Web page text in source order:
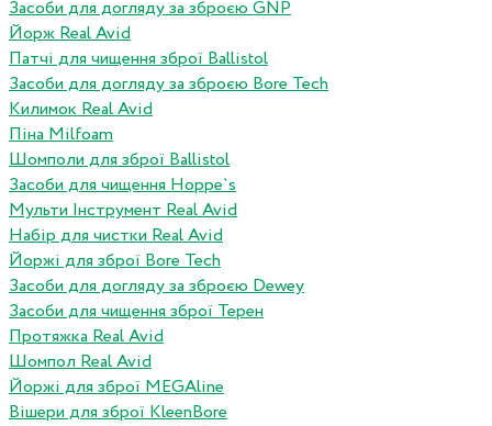
Засоби для догляду за зброєю GNP
Йорж Real Avid
Патчі для чищення зброї Ballistol
Засоби для догляду за зброєю Bore Tech
Килимок Real Avid
Піна Milfoam
Шомполи для зброї Ballistol
Засоби для чищення Hoppe`s
Мульти Інструмент Real Avid
Набір для чистки Real Avid
Йоржі для зброї Bore Tech
Засоби для догляду за зброєю Dewey
Засоби для чищення зброї Терен
Протяжка Real Avid
Шомпол Real Avid
Йоржі для зброї MEGAline
Вішери для зброї KleenBore